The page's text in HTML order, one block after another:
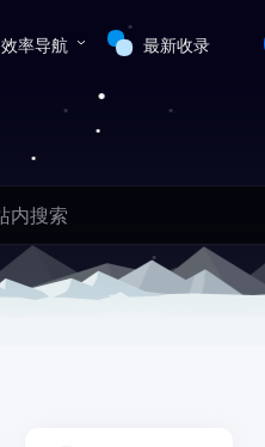
效率导航 最新收录